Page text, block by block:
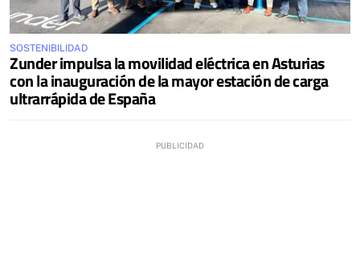
SOSTENIBILIDAD
Zunder impulsa la movilidad eléctrica en Asturias
con la inauguración de la mayor estación de carga
ultrarrápida de España